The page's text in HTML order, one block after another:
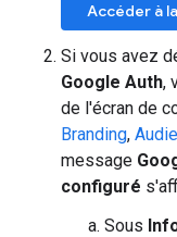
Accéder à
Si vous avez
Google Auth,
de l'écran de
Branding,
message
configuré
Sous